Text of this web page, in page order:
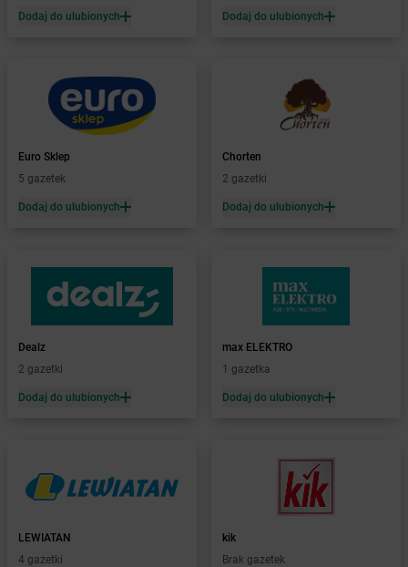
Żabka Bąków
Baniocha
Baranowo
Barcin
Barczewo
Żabka Bardo
Żabka Barlinek
Żabka Barniewice
Żabka Baruchowo
Żabka Barwałd Średni
Żabka Bełchatów
Żabka Bestwina
Żabka
Bestwinka
Żabka BG1
Żabka Biała
Dodaj do ulubionych Dodaj do ulubionych
Euro Sklep
5 gazetek
Dodaj do ulubionych
Chorten
2 gazetki
Dodaj do ulubionych
Dealz
2 gazetki
Dodaj do ulubionych
max ELEKTRO
1 gazetka
Dodaj do ulubionych
LEWIATAN
4 gazetki
kik
Brak gazetek